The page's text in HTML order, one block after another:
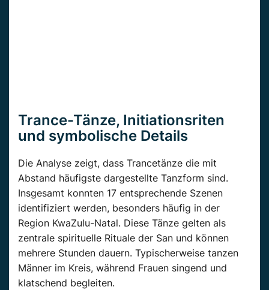
Trance-Tänze, Initiationsriten
und symbolische Details
Die Analyse zeigt, dass Trancetänze die mit
Abstand häufigste dargestellte Tanzform sind.
Insgesamt konnten 17 entsprechende Szenen
identifiziert werden, besonders häufig in der
Region KwaZulu-Natal. Diese Tänze gelten als
zentrale spirituelle Rituale der San und können
mehrere Stunden dauern. Typischerweise tanzen
Männer im Kreis, während Frauen singend und
klatschend begleiten.